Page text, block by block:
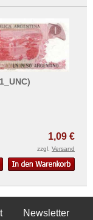
1,09 €
zzgl. Versand
Newsletter